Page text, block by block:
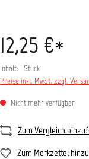
12,25 €*
Inhalt: 1 Stück
Preise inkl. MwSt. zzgl.
Nicht mehr verfügbar
Zum Vergleich
Zum Merkzettel